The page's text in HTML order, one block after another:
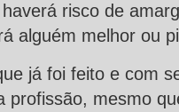
risco de
alguém melhor ou
já foi feito e com
profissão, mesmo